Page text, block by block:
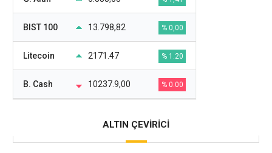
BIST 100 13.798,82 % 0,00
Litecoin 2171.47 % 1.20
B. Cash 10237.9,00 % 0.00
ALTIN ÇEVİRİCİ